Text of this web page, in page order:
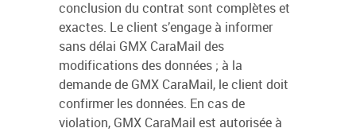
conclusion du contrat sont complètes et
exactes. Le client s’engage à informer
sans délai GMX CaraMail des
modifications des données ; à la
demande de GMX CaraMail, le client doit
confirmer les données. En cas de
violation, GMX CaraMail est autorisée à